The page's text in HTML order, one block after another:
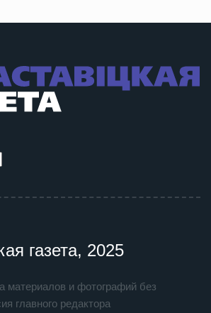
газета, 2025
материалов и фотографий без
главного редактора